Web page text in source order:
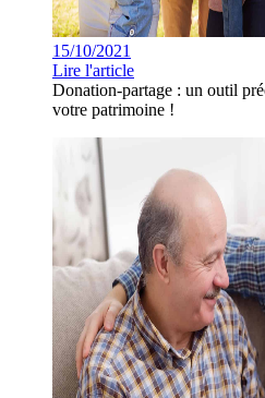
15/10/2021
Lire l'article
Donation-partage : un outil
votre patrimoine !